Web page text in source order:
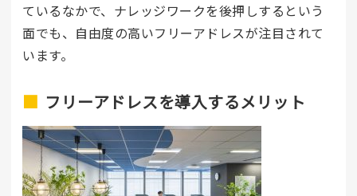
ているなかで、ナレッジワークを後押しするという
面でも、自由度の高いフリーアドレスが注目されて
います。
フリーアドレスを導入するメリット